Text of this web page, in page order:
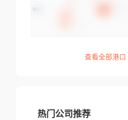
查看全部港口
热门公司推荐